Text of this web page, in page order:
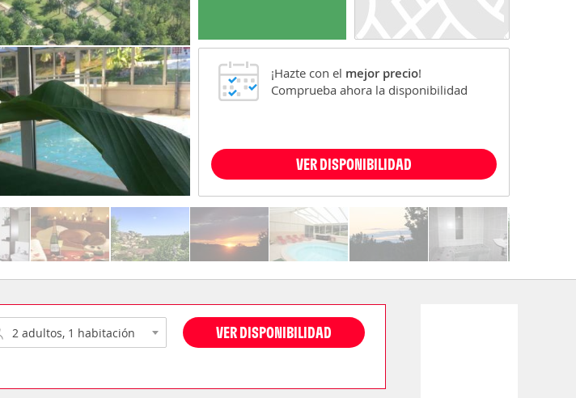
¡Hazte con el mejor precio!
Comprueba ahora la disponibilidad
VER DISPONIBILIDAD
VER DISPONIBILIDAD